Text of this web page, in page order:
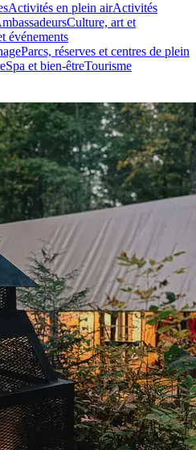
Activités en plein airActivités
Culture, art et
événements
Parcs, réserves et centres de plein
Spa et bien-êtreTourisme